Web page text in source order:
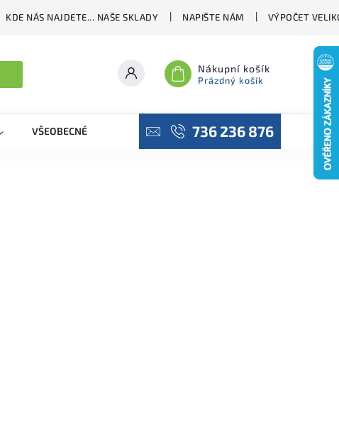
KDE NÁS NAJDETE... NAŠE SKLADY NAPIŠTE NÁM VÝPOČET
Nákupní košík
Prázdný košík
VŠEOBECNÉ OBCHODNÍ PODMÍNKY PODMÍNKY OCHRANY
736 236 876